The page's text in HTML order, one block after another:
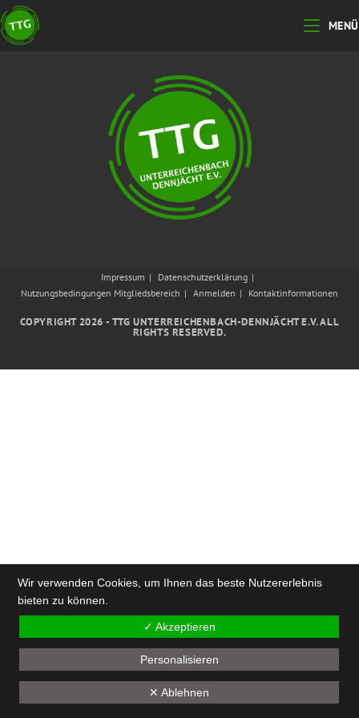
Zum
Inhalt
springen
MENÜ
Impressum
Datenschutzerklärung
Nutzungsbedingungen Mitgliedsbereich
Anmelden Kontaktinformationen
COPYRIGHT 2026 - TTG UNTERREICHENBACH-DENNJÄCHT E.V. ALL
RIGHTS RESERVED.
Wir verwenden Cookies, um Ihnen das beste Nutzererlebnis
bieten zu können.
✓ Akzeptieren
Personalisieren
✕ Ablehnen